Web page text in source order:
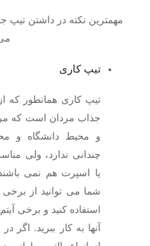
مهمترین نکته در داشتن تیپ
تیپ کاری
تیپ کاری همانطور که
جذاب مردان است که
و محیط دانشگاه و
چندانی ندارد، ولی
یا اسپرت هم نمی
شما می توانید از برخی
استفاده کنید و برخی
آنها به کار ببرید. اگر